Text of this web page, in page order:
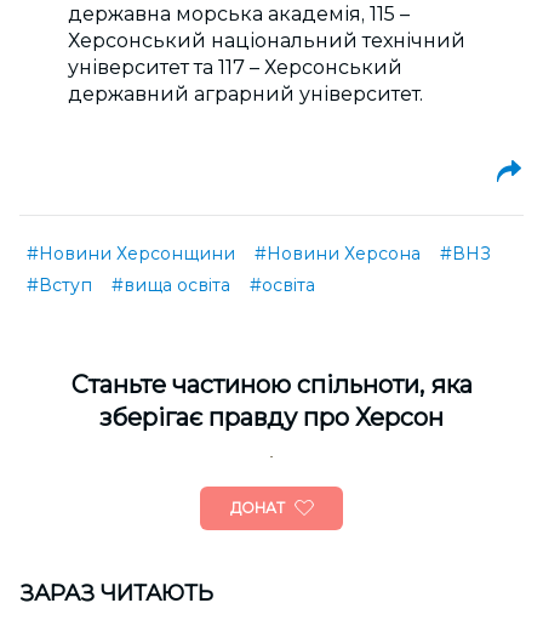
державна морська академія, 115 –
Херсонський національний технічний
університет та 117 – Херсонський
державний аграрний університет.
#Новини Херсонщини #Новини Херсона
#ВНЗ
#Вступ
#вища освіта #освіта
Cтаньте частиною спільноти, яка
зберігає правду про Херсон
ДОНАТ
ЗАРАЗ ЧИТАЮТЬ